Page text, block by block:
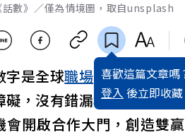
話數》／僅為情境圖，取自unsplash
喜歡這篇文章嗎
登入 後立即收
字是全球職場 的「共通語言
礙，沒有錯漏地清楚表達
會開啟合作大門，創造雙